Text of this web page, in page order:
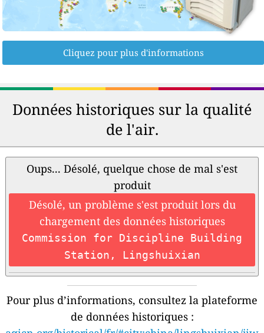
Cliquez pour plus d'informations
Données historiques sur la qualité
de l'air.
Oups... Désolé, quelque chose de mal s'est
produit
Désolé, un problème s'est produit lors du
chargement des données historiques
Commission for Discipline Building
Station, Lingshuixian
Pour plus d’informations, consultez la plateforme
de données historiques :